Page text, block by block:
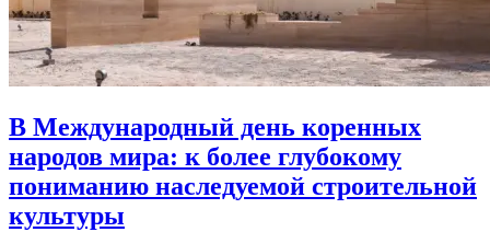
В Международный день коренных
народов мира: к более глубокому
пониманию наследуемой строительной
культуры